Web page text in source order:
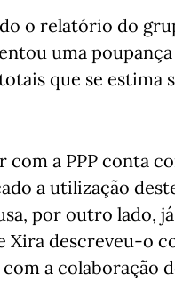
o relatório do
uma
que se estima
a PPP conta
a utilização
por outro lado,
Xira descreveu-o
a colaboração